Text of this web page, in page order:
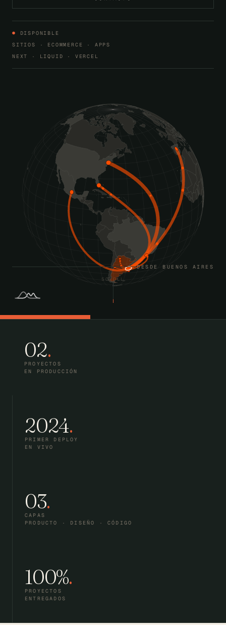
●
DISPONIBLE
SITIOS · ECOMMERCE · APPS
NEXT · LIQUID · VERCEL
DESDE BUENOS AIRES
SCROLL
02.
PROYECTOS
EN PRODUCCIÓN
2024.
PRIMER DEPLOY
EN VIVO
03.
CAPAS
PRODUCTO · DISEÑO · CÓDIGO
100%.
PROYECTOS
ENTREGADOS